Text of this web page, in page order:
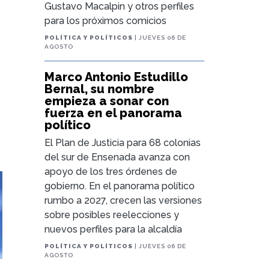
Gustavo Macalpin y otros perfiles
para los próximos comicios
POLÍTICA Y POLÍTICOS
| JUEVES 06 DE
AGOSTO
Marco Antonio Estudillo
Bernal, su nombre
empieza a sonar con
fuerza en el panorama
político
El Plan de Justicia para 68 colonias
del sur de Ensenada avanza con
apoyo de los tres órdenes de
gobierno. En el panorama político
rumbo a 2027, crecen las versiones
sobre posibles reelecciones y
nuevos perfiles para la alcaldía
POLÍTICA Y POLÍTICOS
| JUEVES 06 DE
AGOSTO